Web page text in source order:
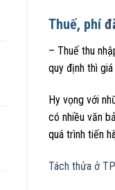
Thuế, phí
– Thuế thu
quy định thì
Hy vọng với
có nhiều văn
quá trình tiến
Tách thửa ở